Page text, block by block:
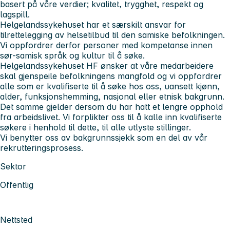
basert på våre verdier; kvalitet, trygghet, respekt og
lagspill.
Helgelandssykehuset har et særskilt ansvar for
tilrettelegging av helsetilbud til den samiske befolkningen.
Vi oppfordrer derfor personer med kompetanse innen
sør-samisk språk og kultur til å søke.
Helgelandssykehuset HF ønsker at våre medarbeidere
skal gjenspeile befolkningens mangfold og vi oppfordrer
alle som er kvalifiserte til å søke hos oss, uansett kjønn,
alder, funksjonshemming, nasjonal eller etnisk bakgrunn.
Det samme gjelder dersom du har hatt et lengre opphold
fra arbeidslivet. Vi forplikter oss til å kalle inn kvalifiserte
søkere i henhold til dette, til alle utlyste stillinger.
Vi benytter oss av bakgrunnssjekk som en del av vår
rekrutteringsprosess.
Sektor
Offentlig
Nettsted